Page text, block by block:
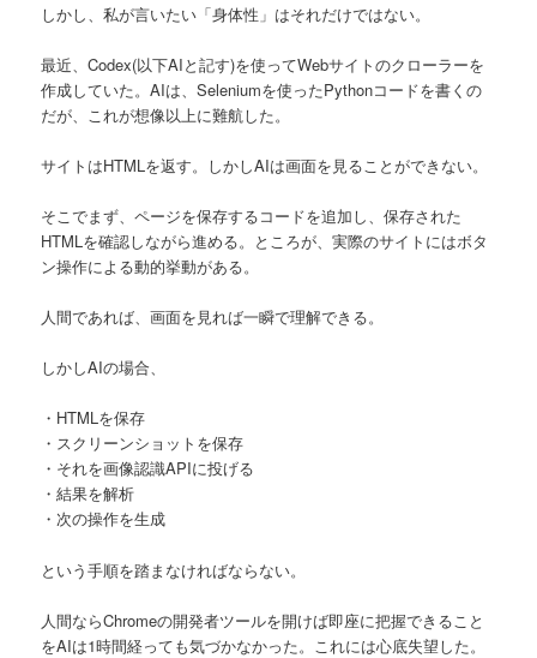
しかし、私が言いたい「身体性」はそれだけではない。
最近、Codex(以下AIと記す)を使ってWebサイトのクローラーを
作成していた。AIは、Seleniumを使ったPythonコードを書くの
だが、これが想像以上に難航した。
サイトはHTMLを返す。しかしAIは画面を見ることができない。
そこでまず、ページを保存するコードを追加し、保存された
HTMLを確認しながら進める。ところが、実際のサイトにはボタ
ン操作による動的挙動がある。
人間であれば、画面を見れば一瞬で理解できる。
しかしAIの場合、
・HTMLを保存
・スクリーンショットを保存
・それを画像認識APIに投げる
・結果を解析
・次の操作を生成
という手順を踏まなければならない。
人間ならChromeの開発者ツールを開けば即座に把握できること
をAIは1時間経っても気づかなかった。これには心底失望した。